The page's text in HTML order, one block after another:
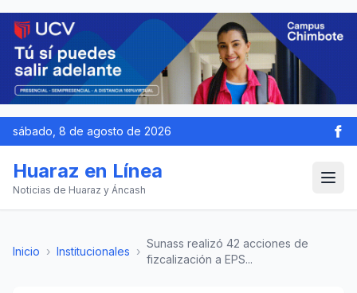
sábado, 8 de agosto de 2026
Huaraz en Línea
Noticias de Huaraz y Áncash
Inicio › Institucionales ›
Sunass realizó 42 acciones de
fizcalización a EPS...